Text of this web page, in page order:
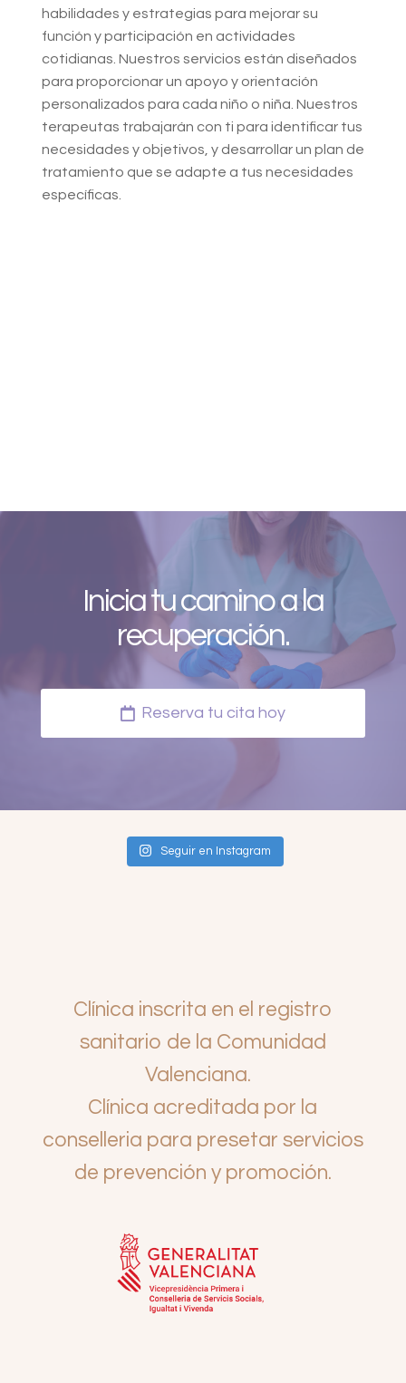
habilidades y estrategias para mejorar su
función y participación en actividades
cotidianas. Nuestros servicios están diseñados
para proporcionar un apoyo y orientación
personalizados para cada niño o niña. Nuestros
terapeutas trabajarán con ti para identificar tus
necesidades y objetivos, y desarrollar un plan de
tratamiento que se adapte a tus necesidades
específicas.
Inicia tu camino a la
recuperación.
Reserva tu cita hoy
Seguir en Instagram
Clínica inscrita en el registro
sanitario de la Comunidad
Valenciana.
Clínica acreditada por la
conselleria para presetar servicios
de prevención y promoción.